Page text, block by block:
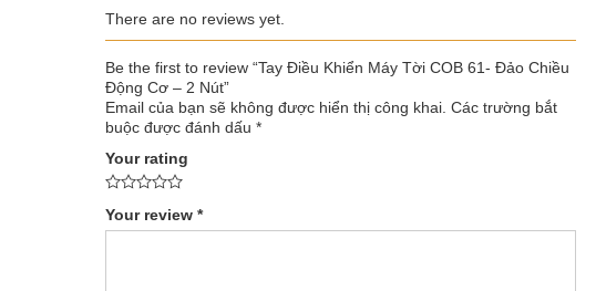
There are no reviews yet.
Be the first to review “Tay Điều Khiển Máy Tời COB 61- Đảo Chiều
Động Cơ – 2 Nút”
Email của bạn sẽ không được hiển thị công khai. Các trường bắt
buộc được đánh dấu *
Your rating
Your review *